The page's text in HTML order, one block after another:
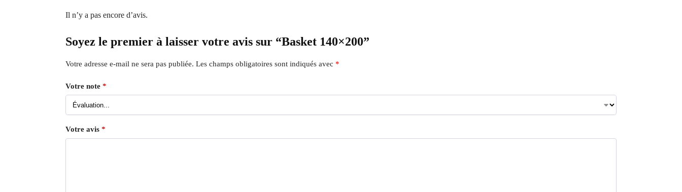
Il n’y a pas encore d’avis.
Soyez le premier à laisser votre avis sur “Basket 140×200”
Votre adresse e-mail ne sera pas publiée. Les champs obligatoires sont indiqués avec *
Votre note *
Votre avis *